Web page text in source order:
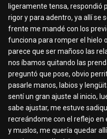
ligeramente tensa, respondió
rigor y para adentro, ya allí se
frente me mandé con los
funciona para romper el hielo
parece que ser mañoso las
nos íbamos quitando las
preguntó que pose, obvio
pasarle manos, labios y
sentí un gran ajuste al inicio,
sabe ajustar, me estuve
recreándome con el reflejo en
y muslos, me quería quedar